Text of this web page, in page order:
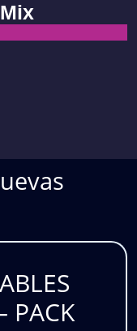
PACK